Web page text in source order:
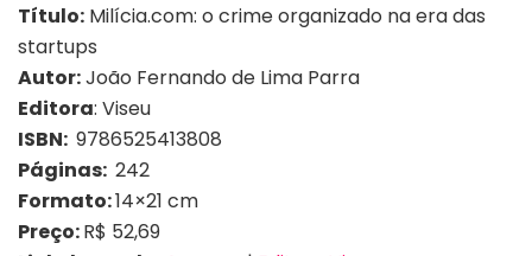
Título: Milícia.com: o crime organizado na era das
startups
Autor:João Fernando de Lima Parra
Editora: Viseu
ISBN: 9786525413808
Páginas: 242
Formato:14×21 cm
Preço:R$ 52,69